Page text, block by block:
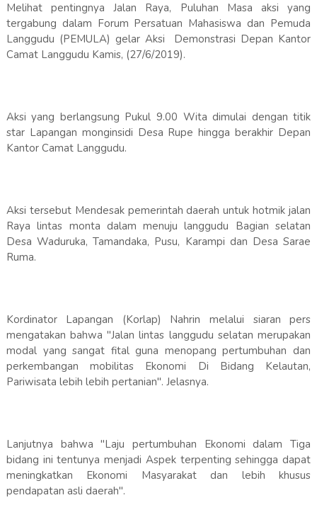
Melihat pentingnya Jalan Raya, Puluhan Masa aksi yang
tergabung dalam Forum Persatuan Mahasiswa dan Pemuda
Langgudu (PEMULA) gelar Aksi Demonstrasi Depan Kantor
Camat Langgudu Kamis, (27/6/2019).
Aksi yang berlangsung Pukul 9.00 Wita dimulai dengan titik
star Lapangan monginsidi Desa Rupe hingga berakhir Depan
Kantor Camat Langgudu.
Aksi tersebut Mendesak pemerintah daerah untuk hotmik jalan
Raya lintas monta dalam menuju langgudu Bagian selatan
Desa Waduruka, Tamandaka, Pusu, Karampi dan Desa Sarae
Ruma.
Kordinator Lapangan (Korlap) Nahrin melalui siaran pers
mengatakan bahwa "Jalan lintas langgudu selatan merupakan
modal yang sangat fital guna menopang pertumbuhan dan
perkembangan mobilitas Ekonomi Di Bidang Kelautan,
Pariwisata lebih lebih pertanian". Jelasnya.
Lanjutnya bahwa "Laju pertumbuhan Ekonomi dalam Tiga
bidang ini tentunya menjadi Aspek terpenting sehingga dapat
meningkatkan Ekonomi Masyarakat dan lebih khusus
pendapatan asli daerah".